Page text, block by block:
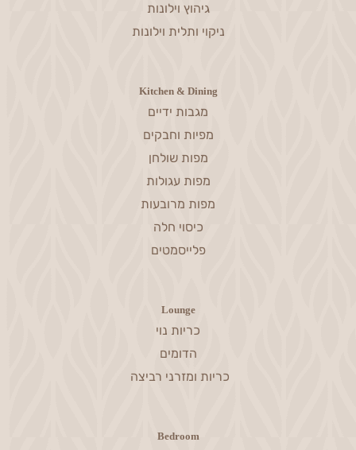
גיהוץ וילונות
ניקוי ותלית וילונות
Kitchen & Dining
מגבות ידיים
מפיות וחבקים
מפות שולחן
מפות עגולות
מפות מרובעות
כיסוי חלה
פלייסמטים
Lounge
כריות נוי
הדומים
כריות ומזרני רביצה
Bedroom